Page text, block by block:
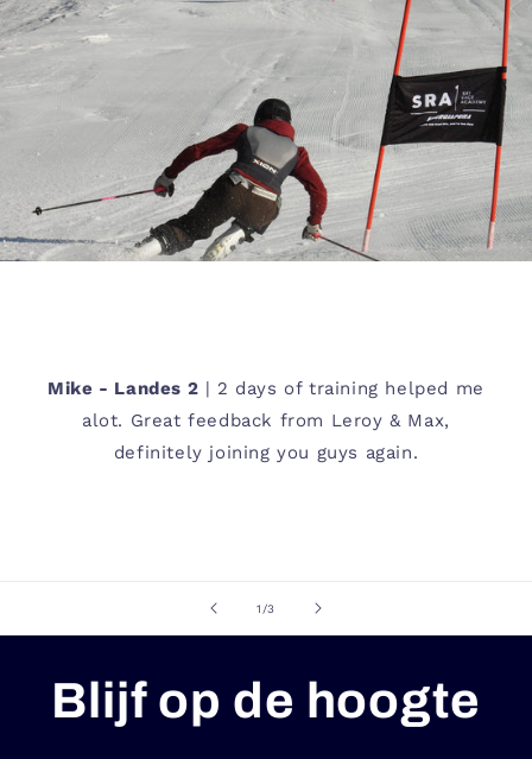
Mike - Landes 2 | 2 days of training helped me
alot. Great feedback from Leroy & Max,
definitely joining you guys again.
1 /van
3
Blijf op de hoogte